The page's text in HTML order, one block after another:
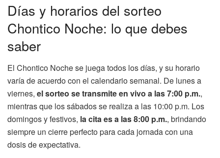
Días y horarios del sorteo
Chontico Noche: lo que debes
saber
El Chontico Noche se juega todos los días, y su horario
varía de acuerdo con el calendario semanal. De lunes a
viernes, el sorteo se transmite en vivo a las 7:00 p.m.,
mientras que los sábados se realiza a las 10:00 p.m. Los
domingos y festivos, la cita es a las 8:00 p.m., brindando
siempre un cierre perfecto para cada jornada con una
dosis de expectativa.